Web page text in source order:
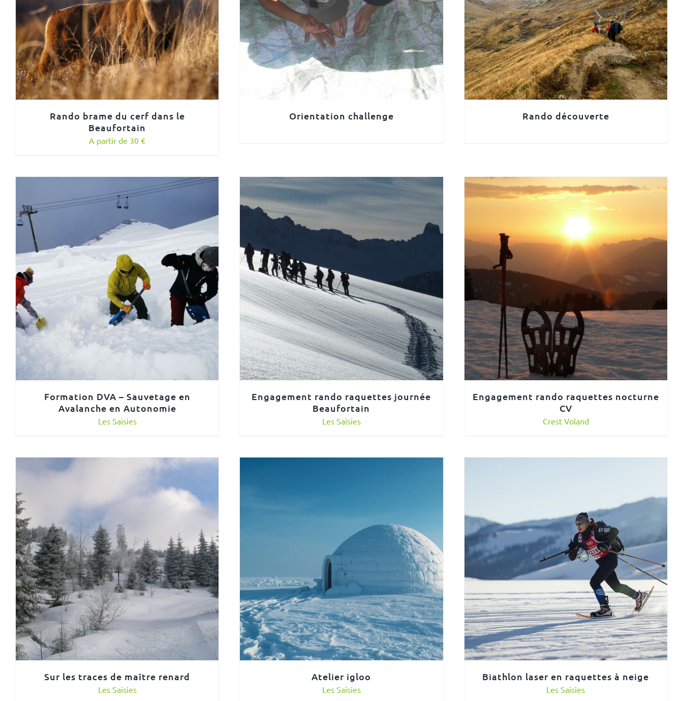
Rando brame du cerf dans le
Beaufortain
A partir de 30 €
Orientation challenge Rando découverte
Formation DVA – Sauvetage en
Avalanche en Autonomie
Les Saisies
Engagement rando raquettes journée
Beaufortain
Les Saisies
Engagement rando raquettes nocturne
CV
Crest Voland
Sur les traces de maître renard
Les Saisies
Atelier igloo
Les Saisies
Biathlon laser en raquettes à neige
Les Saisies